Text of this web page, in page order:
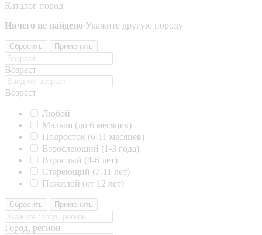
Каталог пород
Ничего не найдено Укажите другую породу
Сбросить Применить
Возраст
Возраст
Любой
Малыш (до 6 месяцев)
Подросток (6-11 месяцев)
Взрослеющий (1-3 года)
Взрослый (4-6 лет)
Стареющий (7-11 лет)
Пожилой (от 12 лет)
Сбросить Применить
Город, регион